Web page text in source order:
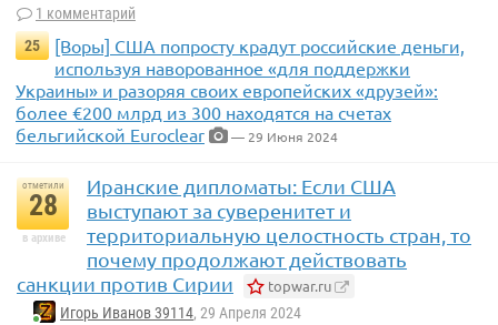
1 комментарий
25
[Воры] США попросту крадут российские деньги,
используя наворованное «для поддержки
Украины» и разоряя своих европейских «друзей»:
более €200 млрд из 300 находятся на счетах
бельгийской Euroclear
— 29 Июня 2024
отметили
28
в архиве
Иранские дипломаты: Если США
выступают за суверенитет и
территориальную целостность стран, то
почему продолжают действовать
санкции против Сирии
topwar.ru
Игорь Иванов 39114, 29 Апреля 2024